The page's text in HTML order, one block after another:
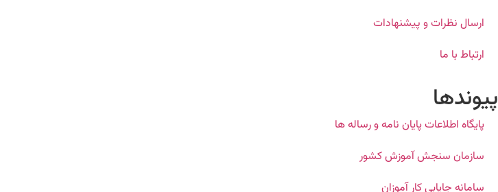
ارسال نظرات و پیشنهادات
ارتباط با ما
پیوندها
پایگاه اطلاعات پایان نامه و رساله ها
سازمان سنجش آموزش کشور
سامانه جایابی کار آموزان